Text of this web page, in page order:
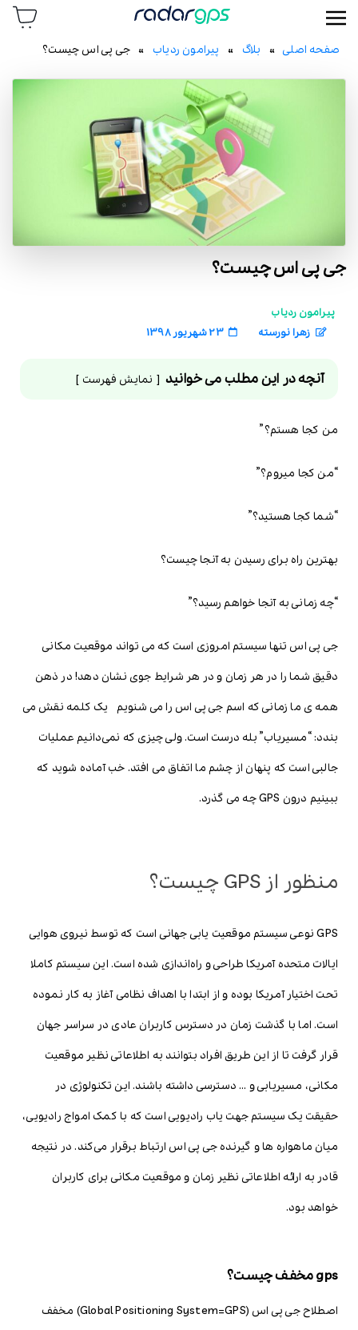
رادار جی پی اس
صفحه اصلی» بلاگ » پیرامون ردیاب » جی پی اس چیست؟
جی پی اس چیست؟
پیرامون ردیاب
زهرا نورسته
23 شهریور 1398
آنچه در این مطلب می خوانید نمایش فهرست
من کجا هستم؟”
“من کجا میروم؟”
“شما کجا هستید؟”
بهترین راه برای رسیدن به آنجا چیست؟
“چه زمانی به آنجا خواهم رسید؟”
جی پی اس تنها سیستم امروزی است که می تواند موقعیت مکانی
دقیق شما را در هر زمان و در هر شرایط جوی نشان دهد! در ذهن
همه ی ما زمانی که اسم جی پی اس را می شنویم یک کلمه نقش می
بندد: “مسیریاب” بله درست است. ولی چیزی که نمی‌دانیم عملیات
جالبی است که پنهان از چشم ما اتفاق می افتد. خب آماده شوید که
ببینیم درون GPS چه می گذرد.
منظور از GPS چیست؟
GPS نوعی سیستم موقعیت یابی جهانی است که توسط نیروی هوایی
ایالات متحده آمریکا طراحی و راه‌اندازی شده است. این سیستم کاملا
تحت اختیار آمریکا بوده و از ابتدا با اهداف نظامی آغاز به کار نموده
است. اما با گذشت زمان در دسترس کاربران عادی در سراسر جهان
قرار گرفت تا از این طریق افراد بتوانند به اطلاعاتی نظیر موقعیت
مکانی، مسیریابی و … دسترسی داشته باشند. این تکنولوژی در
حقیقت یک سیستم جهت یاب رادیویی است که با کمک امواج رادیویی،
میان ماهواره ها و گیرنده جی پی اس ارتباط برقرار می‌کند. در نتیجه
قادر به ارائه اطلاعاتی نظیر زمان و موقعیت مکانی برای کاربران
خواهد بود.
gps مخفف چیست؟
اصطلاح جی پی اس (Global Positioning System=GPS) مخفف